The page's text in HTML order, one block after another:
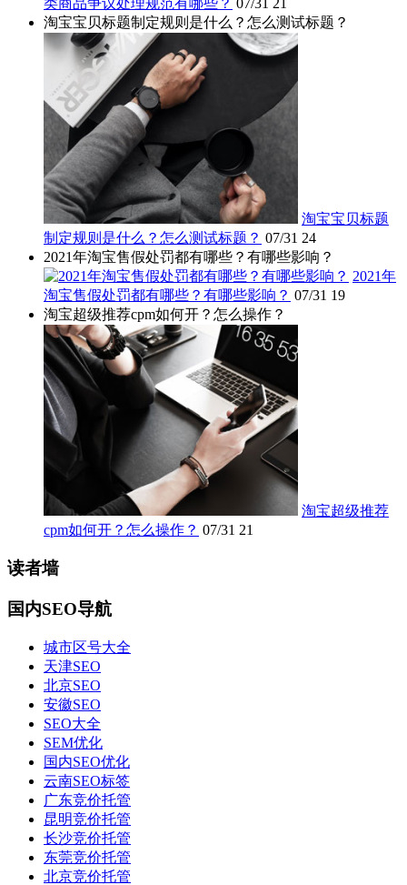
淘宝宝贝标题制定规则是什么？怎么测试标题？
淘宝宝贝标题
制定规则是什么？怎么测试标题？ 07/31 24
2021年淘宝售假处罚都有哪些？有哪些影响？
2021年
淘宝售假处罚都有哪些？有哪些影响？ 07/31 19
淘宝超级推荐cpm如何开？怎么操作？
淘宝超级推荐
cpm如何开？怎么操作？ 07/31 21
读者墙
国内SEO导航
城市区号大全
天津SEO
北京SEO
安徽SEO
SEO大全
SEM优化
国内SEO优化
云南SEO标签
广东竞价托管
昆明竞价托管
长沙竞价托管
东莞竞价托管
北京竞价托管